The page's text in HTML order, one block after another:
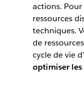
actions.
ressources
techniques.
de
cycle de vie
optimiser